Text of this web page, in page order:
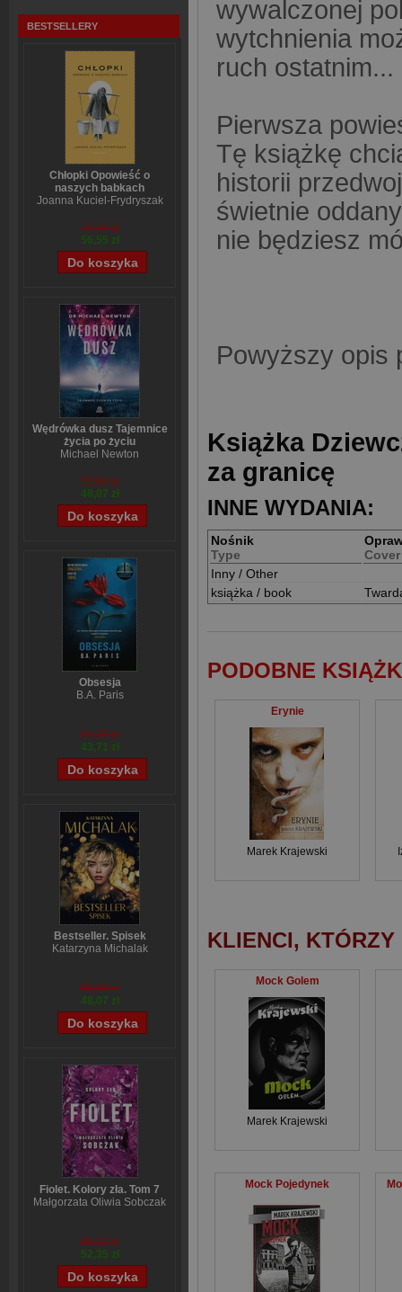
BESTSELLERY
Chłopki Opowieść o
naszych babkach
Joanna Kuciel-Frydryszak
70,44 zł
56,55 zł
Wędrówka dusz Tajemnice
życia po życiu
Michael Newton
59,84 zł
48,07 zł
Obsesja
B.A. Paris
54,39 zł
43,71 zł
Bestseller. Spisek
Katarzyna Michalak
59,84 zł
48,07 zł
Fiolet. Kolory zła. Tom 7
Małgorzata Oliwia Sobczak
65,19 zł
52,35 zł
wywalczonej
wytchnienia
ruch ostatnim...
Pierwsza
Tę książkę
historii
świetnie
nie będziesz
Powyższy opis
Książka
za granicę
INNE WYDANIA:
Nośnik
Type
Cover
Inny / Other
książka / book
PODOBNE
Erynie
Marek Krajewski
KLIENCI,
Mock Golem
Marek Krajewski
Mock Pojedynek